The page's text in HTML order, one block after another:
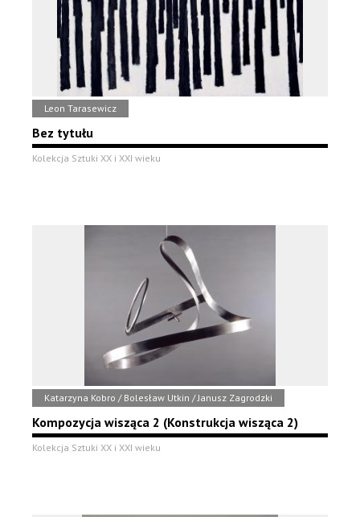
Leon Tarasewicz
Bez tytułu
Kolekcja Sztuki XX i XXI wieku
Katarzyna Kobro / Bolesław Utkin / Janusz Zagrodzki
Kompozycja wisząca 2 (Konstrukcja wisząca 2)
Kolekcja Sztuki XX i XXI wieku